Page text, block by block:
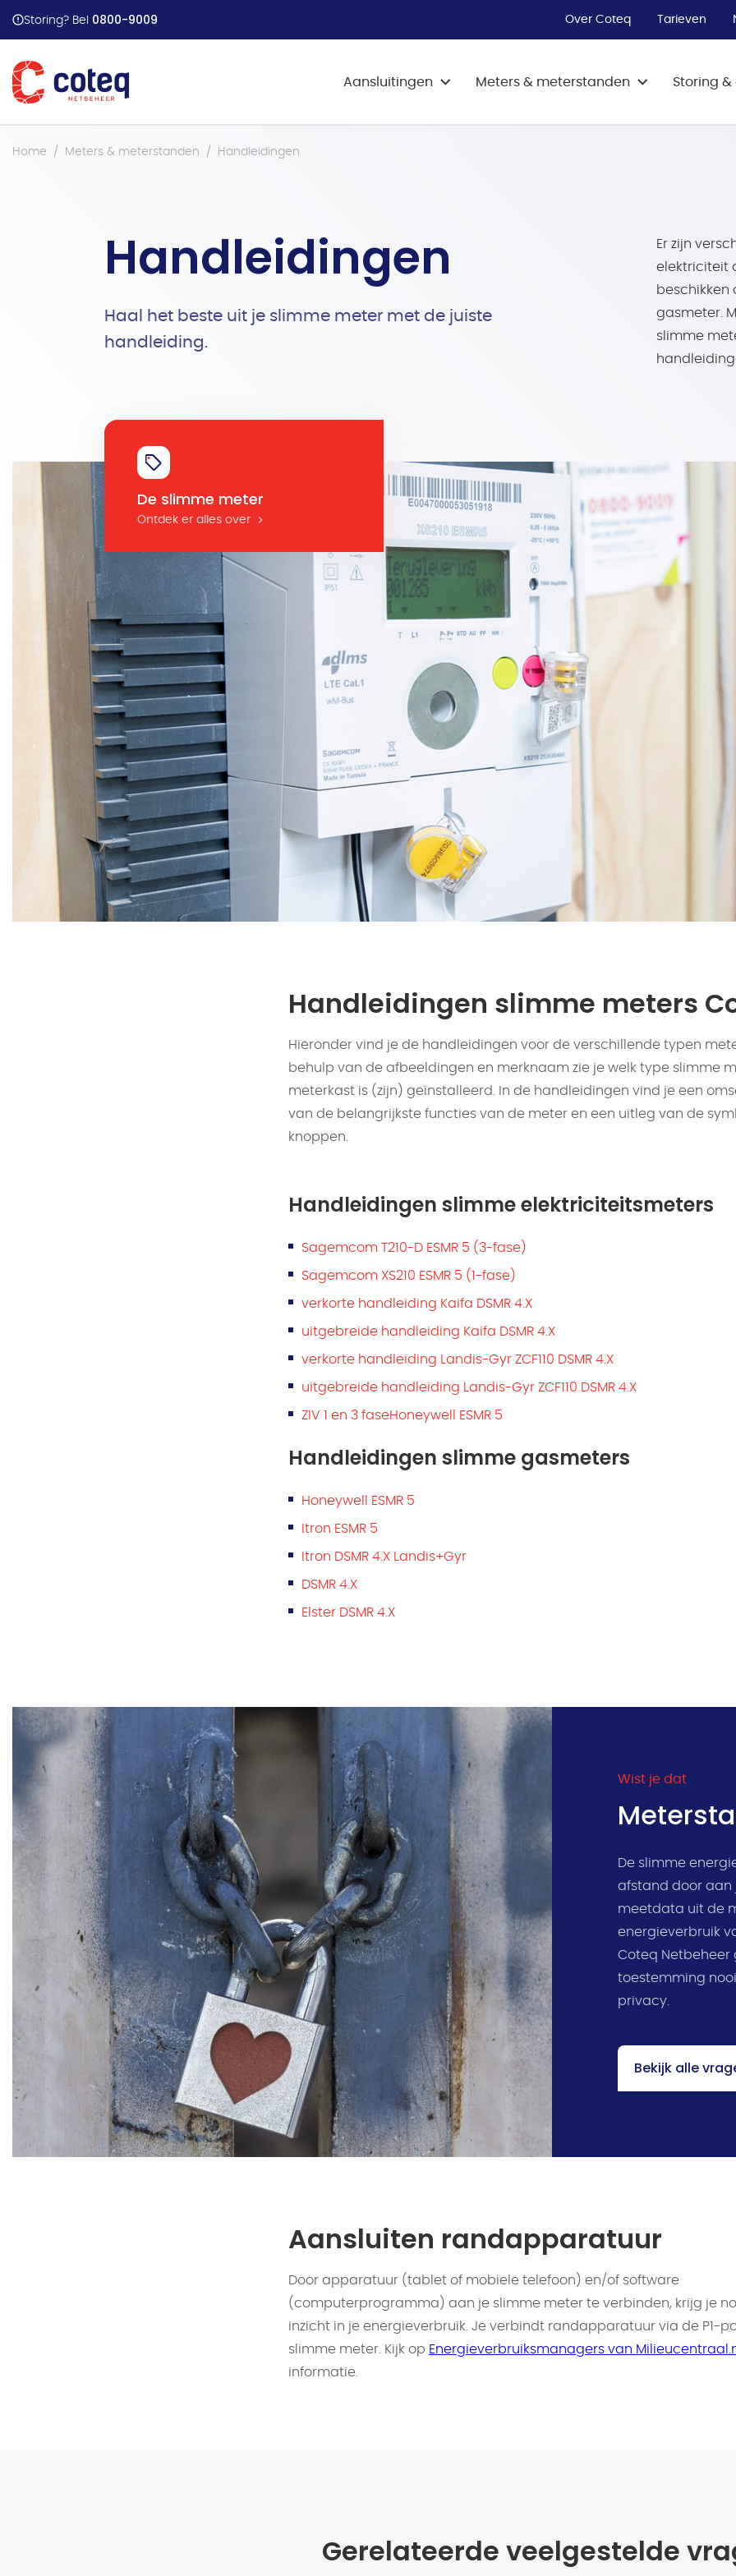
Storing? Bel 0800-9009 Over Coteq Tarieven
Aansluitingen
Maatschappelijk prioriteren
Meters & meterstanden Storing &
Vind hier het antwoord op veel
Home Meters & meterstanden Handleidingen
Handleidingen
Haal het beste uit je slimme meter met de juiste
handleiding.
Er zijn
elektriciteit
beschikken
gasmeter.
slimme
De slimme meter
Ontdek er alles over
Handleidingen slimme meters
Hieronder vind je de handleidingen voor de verschillende typen
behulp van de afbeeldingen en merknaam zie je welk type slimme
meterkast is (zijn) geïnstalleerd. In de handleidingen vind je een
van de belangrijkste functies van de meter en een uitleg van de
knoppen.
Handleidingen slimme elektriciteitsmeters
Sagemcom T210-D ESMR 5 (3-fase)
Sagemcom XS210 ESMR 5 (1-fase)
verkorte handleiding Kaifa DSMR 4.X
uitgebreide handleiding Kaifa DSMR 4.X
verkorte handleiding Landis-Gyr ZCF110 DSMR 4.X
uitgebreide handleiding Landis-Gyr ZCF110 DSMR 4.X
ZIV 1 en 3 faseHoneywell ESMR 5
Handleidingen slimme gasmeters
Honeywell ESMR 5
Itron ESMR 5
Itron DSMR 4.X Landis+Gyr
DSMR 4.X
Elster DSMR 4.X
Wist je dat
De slimme
afstand door aan
meetdata uit de
energieverbruik
Coteq Netbeheer
toestemming
privacy.
Bekijk alle
Aansluiten randapparatuur
Door apparatuur (tablet of mobiele telefoon) en/of software
(computerprogramma) aan je slimme meter te verbinden, krijg je
inzicht in je energieverbruik. Je verbindt randapparatuur via de P1-
slimme meter. Kijk op Energieverbruiksmanagers van
informatie.
Gerelateerde veelgestelde